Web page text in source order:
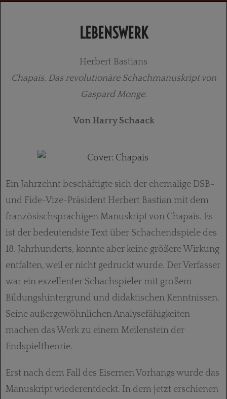
LEBENSWERK
Herbert Bastians
Chapais. Das revolutionäre Schachmanuskript von
Gaspard Monge.
Von Harry Schaack
Ein Jahrzehnt beschäftigte sich der ehemalige DSB-
und Fide-Vize-Präsident Herbert Bastian mit dem
französischsprachigen Manuskript von Chapais. Es
ist der bedeutendste Text über Schachendspiele des
18. Jahrhunderts, konnte aber keine größere Wirkung
entfalten, weil er nicht gedruckt wurde. Der Verfasser
war ein exzellenter Schachspieler mit großem
Bildungshintergrund und didaktischen Kenntnissen.
Seine außergewöhnlichen Analysefähigkeiten
machen das Werk zu einem Meilenstein der
Endspieltheorie.
Erst nach dem Fall des Eisernen Vorhangs wurde das
Manuskript wiederentdeckt. In dem jetzt erschienen